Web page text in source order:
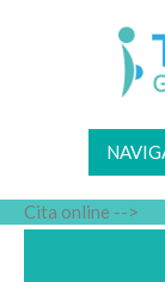
Cita online -->